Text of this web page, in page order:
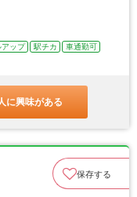
アップ 駅チカ
車通勤可
に興味がある
保存する